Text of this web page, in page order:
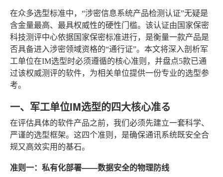
在众多选型标准中，“涉密信息系统产品检测认证”无疑是
含金量最高、最具权威性的硬性门槛。该认证由国家保密
科技测评中心依据国家保密标准进行，是衡量一款产品是
否具备进入涉密领域资格的“通行证”。本文将深入剖析军
工单位在IM选型时必须遵循的核心准则，并盘点5款已通
过该权威测评的软件，为相关单位提供一份专业的选型参
考。
一、军工单位IM选型的四大核心准る
在评估具体的软件产品之前，我们必须先建立一套科学、
严谨的选型框架。这四个准则，是确保通讯系统既安全合
规又高效实用的基石。
准则一：私有化部署——数据安全的物理防线